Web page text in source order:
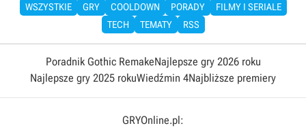
WSZYSTKIE GRY COOLDOWN PORADY
FILMY I SERIALE
TECH
TEMATY RSS
Poradnik Gothic RemakeNajlepsze gry 2026 roku
Najlepsze gry 2025 rokuWiedźmin 4Najbliższe premiery
GRYOnline.pl: